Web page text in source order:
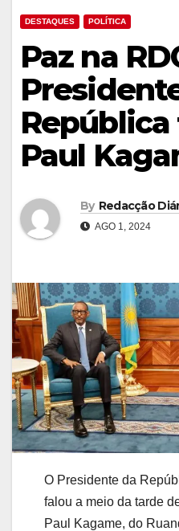
DESTAQUES POLÍTICA
Paz na
Paul
By Redacção
AGO 1, 2024
O Presidente da
falou a meio da tarde
Paul Kagame, do